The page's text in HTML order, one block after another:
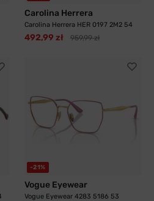
Carolina Herrera
Carolina Herrera HER 0197 2M2 54
492,99 zł 959,99 zł
-21%
Vogue Eyewear
Vogue Eyewear 4283 5186 53